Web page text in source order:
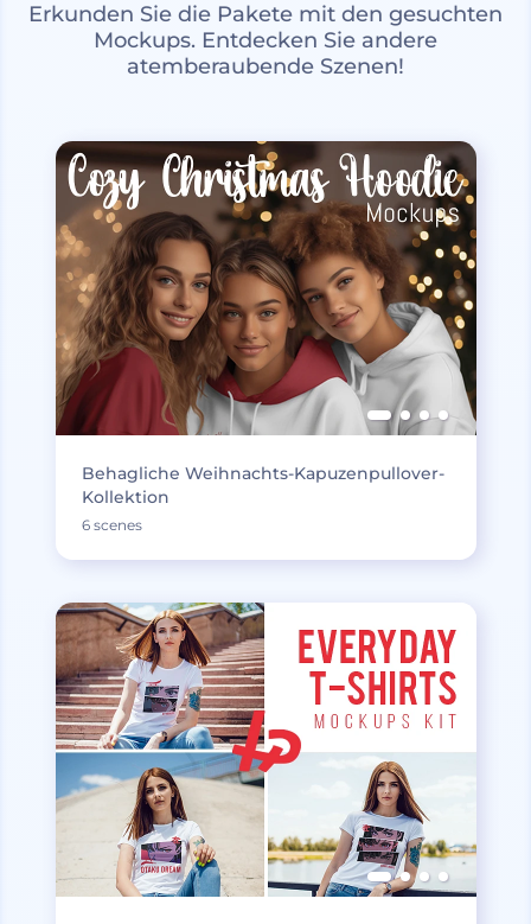
Erkunden Sie die Pakete mit den gesuchten
Mockups. Entdecken Sie andere
atemberaubende Szenen!
Behagliche Weihnachts-Kapuzenpullover-
Kollektion
6 scenes